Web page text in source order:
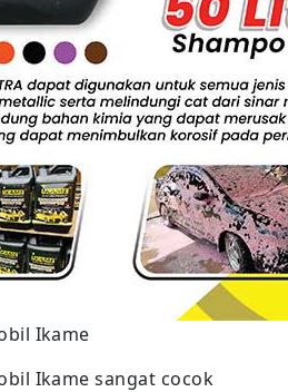
Ikame
Ikame sangat cocok